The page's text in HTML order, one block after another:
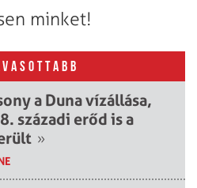
minket!
a Duna vízállása,
századi erőd is a
»